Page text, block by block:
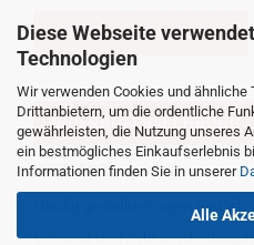
Diese Webseite
Technologien
Wir verwenden Cookies und ähnliche
Drittanbietern, um die ordentliche
gewährleisten, die Nutzung unseres
ein bestmögliches Einkaufserlebnis
Informationen finden Sie in unserer
Alle
VERTRAG WIDERRUFEN
WIDERRUFSBELEHRUNG
WEITERES ...
Häufig gestellte Fragen (FAQs)
Versand-und